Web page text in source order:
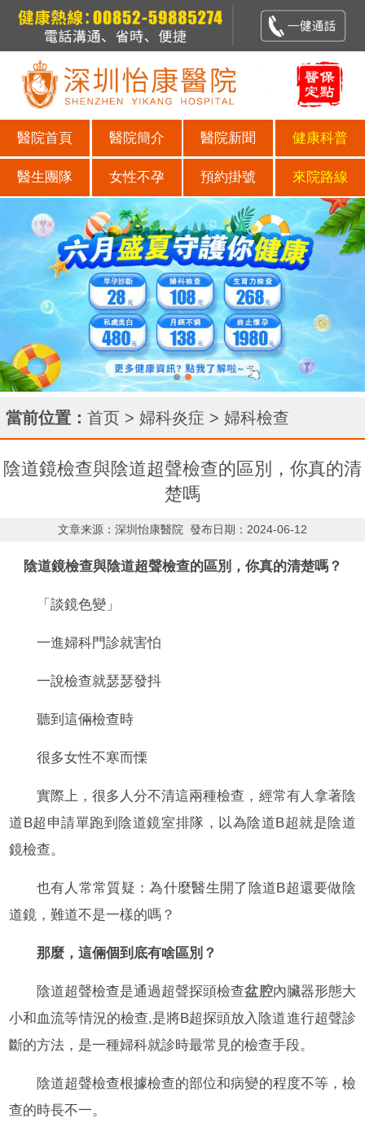
醫院首頁 醫院簡介 醫院新聞 健康科普
醫生團隊 女性不孕 預約掛號 來院路線
當前位置： 首页 > 婦科炎症 > 婦科檢查
陰道鏡檢查與陰道超聲檢查的區別，你真的清
楚嗎
文章来源：深圳怡康醫院 發布日期：2024-06-12
陰道鏡檢查與陰道超聲檢查的區別，你真的清楚嗎？
「談鏡色變」
一進婦科門診就害怕
一說檢查就瑟瑟發抖
聽到這倆檢查時
很多女性不寒而慄
實際上，很多人分不清這兩種檢查，經常有人拿著陰
道B超申請單跑到陰道鏡室排隊，以為陰道B超就是陰道
鏡檢查。
也有人常常質疑：為什麼醫生開了陰道B超還要做陰
道鏡，難道不是一樣的嗎？
那麼，這倆個到底有啥區別？
陰道超聲檢查是通過超聲探頭檢查盆腔內臟器形態大
小和血流等情況的檢查,是將B超探頭放入陰道進行超聲診
斷的方法，是一種婦科就診時最常見的檢查手段。
陰道超聲檢查根據檢查的部位和病變的程度不等，檢
查的時長不一。